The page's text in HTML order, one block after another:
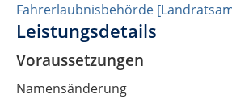
Fahrerlaubnisbehörde
Leistungsdetails
Voraussetzungen
Namensänderung